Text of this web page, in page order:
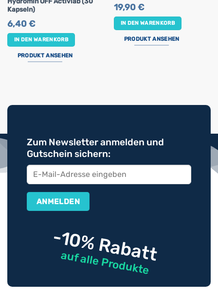
Kapseln)
6,40€
IN DEN WARENKORB
PRODUKT ANSEHEN
19,90€
IN DEN WARENKORB
PRODUKT ANSEHEN
Zum Newsletter anmelden und
Gutschein sichern:
-10% Rabatt
auf alle Produkte